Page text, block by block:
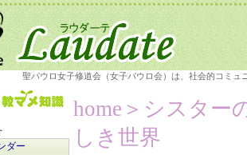
聖パウロ女子修道会（女子パウロ会）は、社会的コミ
ダー
home ＞シスター
しき世界